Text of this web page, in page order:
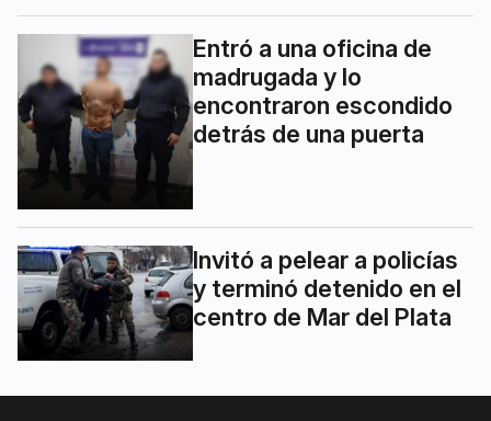
Entró a una oficina de
madrugada y lo
encontraron escondido
detrás de una puerta
Invitó a pelear a policías
y terminó detenido en el
centro de Mar del Plata